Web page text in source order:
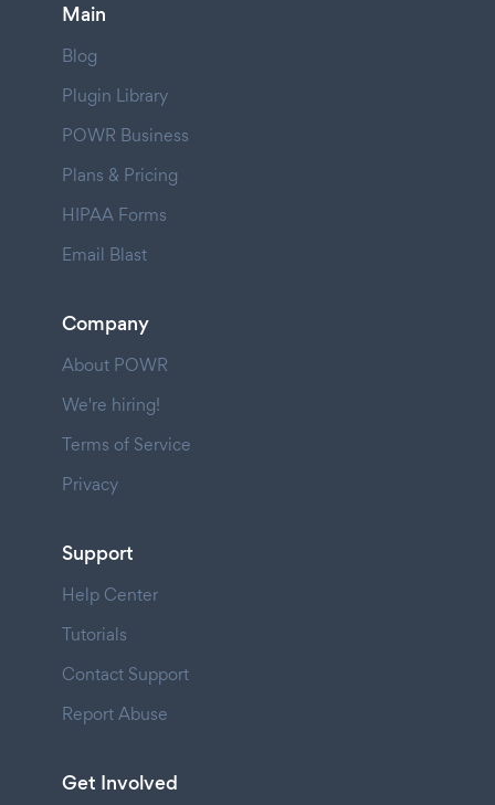
Main
Blog
Plugin Library
POWR Business
Plans & Pricing
HIPAA Forms
Email Blast
Company
About POWR
We're hiring!
Terms of Service
Privacy
Support
Help Center
Tutorials
Contact Support
Report Abuse
Get Involved